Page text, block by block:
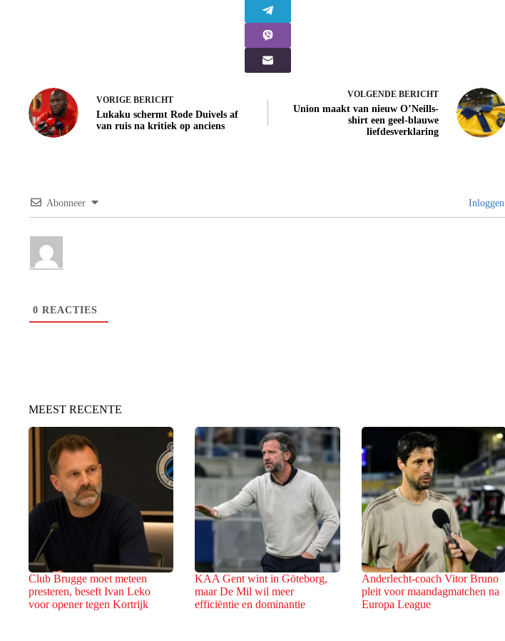
VORIGE BERICHT
Lukaku schermt Rode Duivels af
van ruis na kritiek op anciens
VOLGENDE BERICHT
Union maakt van nieuw O’Neills-
shirt een geel-blauwe
liefdesverklaring
Abonneer Inloggen
0 REACTIES
MEEST RECENTE
Club Brugge moet meteen
presteren, beseft Ivan Leko
voor opener tegen Kortrijk
KAA Gent wint in Göteborg,
maar De Mil wil meer
efficiëntie en dominantie
Anderlecht-coach Vitor Bruno
pleit voor maandagmatchen na
Europa League